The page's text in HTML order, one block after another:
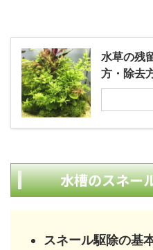
水草の残
方・除去
水槽のスネー
スネール駆除の基